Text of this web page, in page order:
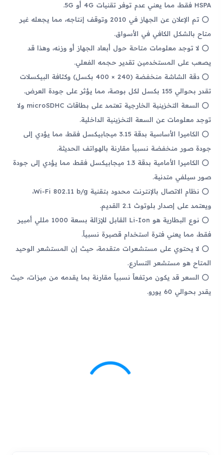
HSPA فقط، مما يعني عدم توفر تقنيات 4G أو 5G.
تم الإعلان عن الجهاز في 2010 وتوقف إنتاجه، مما يجعله غير
متاح بالشكل الكافي في الأسواق.
لا توجد معلومات متاحة حول أبعاد الجهاز أو وزنه، وهذا قد
يصعب على المستخدمين تقدير حجمه الفعلي.
دقة الشاشة منخفضة (240 × 400 بكسل) وكثافة البيكسلات
تقدر بحوالي 155 بكسل لكل بوصة، مما يؤثر على جودة العرض.
السعة التخزينية الخارجية تعتمد على بطاقات microSDHC ولا
توجد معلومات عن السعة التخزينية الداخلية.
الكاميرا الأساسية بدقة 3.15 ميجابيكسل فقط، مما يؤدي إلى
جودة صور منخفضة نسبياً مقارنة بالهواتف الحديثة.
الكاميرا الأمامية بدقة 1.3 ميجابيكسل فقط، مما يؤدي إلى جودة
صور سيلفي متدنية.
نظام الاتصال بالإنترنت محدود بتقنية Wi-Fi 802.11 b/g،
ويعتمد على إصدار بلوتوث 2.1 القديم.
نوع البطارية هو Li-Ion القابل للإزالة بسعة 1000 مللي أمبير
فقط، مما يعني فترة استخدام قصيرة نسبياً.
لا يحتوي على مستشعرات متقدمة، حيث إن المستشعر الوحيد
المتاح هو مستشعر التسارع.
السعر قد يكون مرتفعاً نسبياً مقارنة بما يقدمه من ميزات، حيث
يقدر بحوالي 60 يورو.